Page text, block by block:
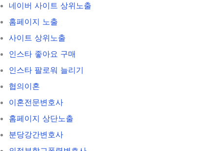
네이버 사이트 상위노출
홈페이지 노출
사이트 상위노출
인스타 좋아요 구매
인스타 팔로워 늘리기
협의이혼
이혼전문변호사
홈페이지 상단노출
분당강간변호사